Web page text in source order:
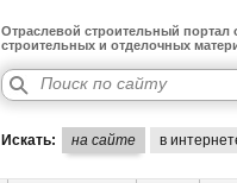
Отраслевой строительный портал
строительных и отделочных
Искать: на сайте в